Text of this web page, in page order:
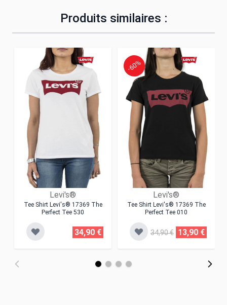
Produits similaires :
Levi's®
Tee Shirt Levi's® 17369 The
Perfect Tee 530
34,90 €
Levi's®
Tee Shirt Levi's® 17369 The
Perfect Tee 010
-60%
34,90 € 13,90 €